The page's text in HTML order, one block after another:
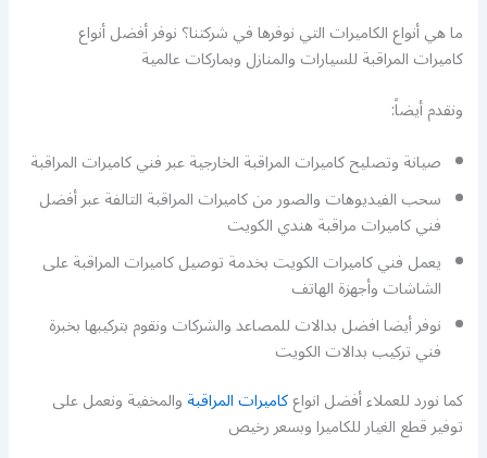
ما هي أنواع الكاميرات التي نوفرها في شركتنا؟ نوفر أفضل أنواع
كاميرات المراقبة للسيارات والمنازل وبماركات عالمية
ونقدم أيضاً:
صيانة وتصليح كاميرات المراقبة الخارجية عبر فني كاميرات المراقبة
سحب الفيديوهات والصور من كاميرات المراقبة التالفة عبر أفضل
فني كاميرات مراقبة هندي الكويت
يعمل فني كاميرات الكويت بخدمة توصيل كاميرات المراقبة على
الشاشات وأجهزة الهاتف
نوفر أيضا افضل بدالات للمصاعد والشركات ونقوم بتركيبها بخبرة
فني تركيب بدالات الكويت
كما نورد للعملاء أفضل انواعكاميرات المراقبةوالمخفية ونعمل على
توفير قطع الغيار للكاميرا وبسعر رخيص